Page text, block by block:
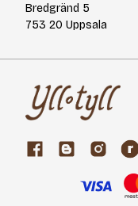
Bredgränd 5
753 20 Uppsala